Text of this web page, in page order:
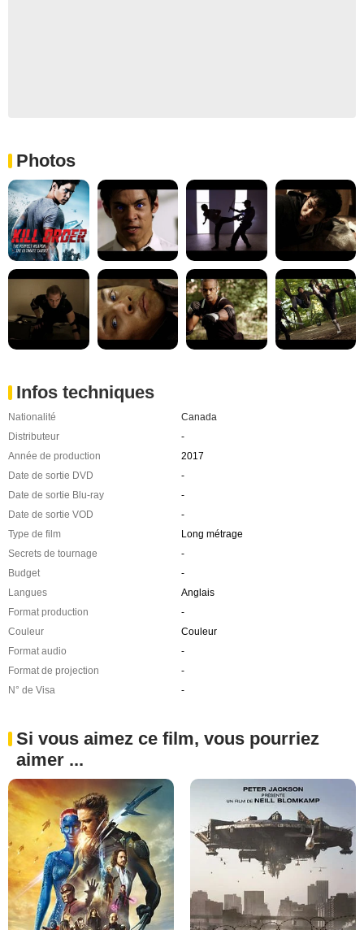
Photos
Infos techniques
Nationalité
Canada
Distributeur
-
Année de production
2017
Date de sortie DVD
-
Date de sortie Blu-ray
-
Date de sortie VOD
-
Type de film
Long métrage
Secrets de tournage
-
Budget
-
Langues
Anglais
Format production
-
Couleur
Couleur
Format audio
-
Format de projection
-
N° de Visa
-
Si vous aimez ce film, vous pourriez
aimer ...